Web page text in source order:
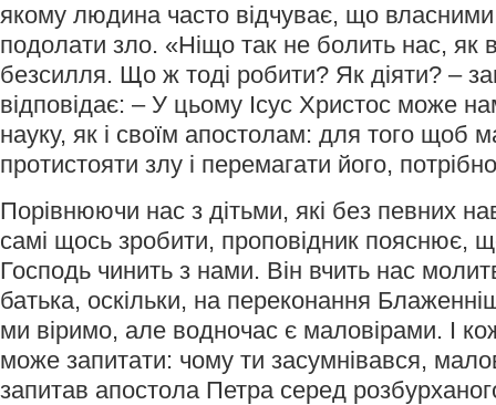
якому людина часто відчуває, що
подолати зло. «Ніщо так не болить нас, як
безсилля. Що ж тоді робити? Як діяти? –
відповідає: – У цьому Ісус Христос може
науку, як і своїм апостолам: для того щоб
протистояти злу і перемагати його,
Порівнюючи нас з дітьми, які без певних
самі щось зробити, проповідник пояснює,
Господь чинить з нами. Він вчить нас
батька, оскільки, на переконання
ми віримо, але водночас є маловірами. І
може запитати: чому ти засумнівався,
запитав апостола Петра серед